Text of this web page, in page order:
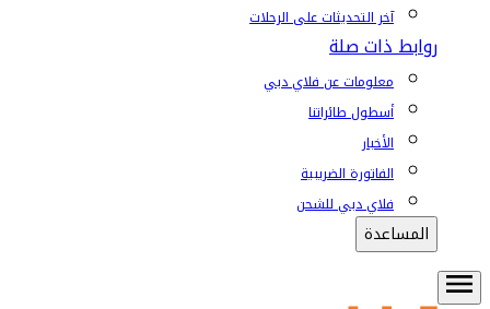
آخر التحديثات على الرحلات
روابط ذات صلة
معلومات عن فلاي دبي
أسطول طائراتنا
الأخبار
الفاتورة الضريبية
فلاي دبي للشحن
المساعدة